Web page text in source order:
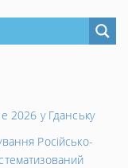
2026 у Гданську
Російсько-